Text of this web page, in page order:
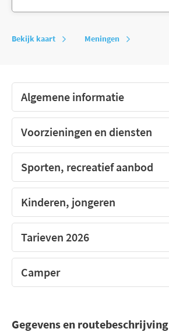
Bekijk kaart Meningen
Algemene informatie
Voorzieningen en diensten
Sporten, recreatief aanbod
Kinderen, jongeren
Tarieven 2026
Camper
Gegevens en routebeschrijving